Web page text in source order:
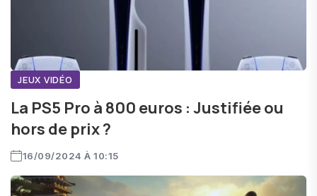
JEUX VIDÉO
La PS5 Pro à 800 euros : Justifiée ou
hors de prix ?
16/09/2024 À 10:15